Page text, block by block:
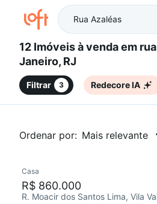
12 Imóveis à venda em rua azaleas - Vila Valqueire, Rio de
Janeiro, RJ
Filtrar 3 Redecore IA
Ordenar por: Mais relevante
Casa
R$ 860.000